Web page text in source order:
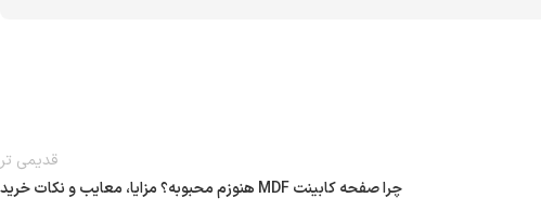
قدیمی تر
چرا صفحه کابینت MDF هنوزم محبوبه؟ مزایا، معایب و نکات خرید